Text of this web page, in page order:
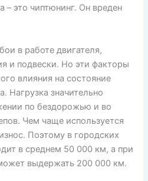
– это чиптюнинг. Он вреден
в работе двигателя,
и подвески. Но эти факторы
влияния на состояние
Нагрузка значительно
по бездорожью и во
Чем чаще используется
Поэтому в городских
в среднем 50 000 км, а при
выдержать 200 000 км.